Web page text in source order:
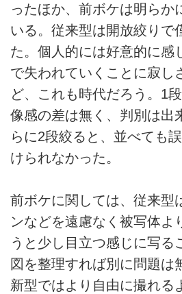
ったほか、前ボケは明らか
いる。従来型は開放絞りで
た。個人的には好意的に感
で失われていくことに寂し
ど、これも時代だろう。1
像感の差は無く、判別は出
らに2段絞ると、並べても
けられなかった。
前ボケに関しては、従来型
ンなどを遠慮なく被写体よ
うと少し目立つ感じに写る
図を整理すれば別に問題は
新型ではより自由に撮れる